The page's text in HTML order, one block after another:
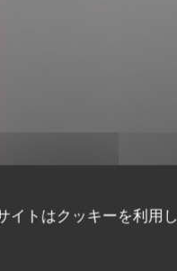
イトはクッキーを利用
セミ